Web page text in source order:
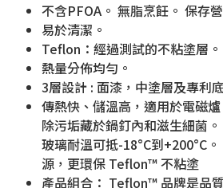
不含PFOA。 無脂烹飪。 保存
易於清潔。
Teflon：經過測試的不粘塗層。
熱量分佈均勻。
3層設計 : 面漆，中塗層及專利
傳熱快、儲溫高，適用於電磁
除污垢藏於鍋釘內和滋生細菌
玻璃耐溫可抵-18°C到+200°C
源，更環保 Teflon™ 不粘塗
產品組合： Teflon™ 品牌是品